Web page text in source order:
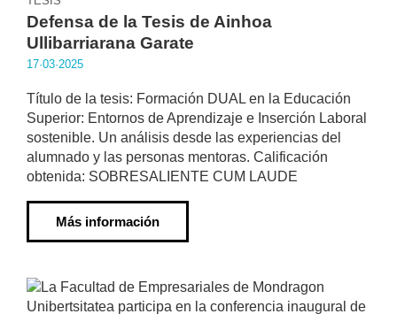
Defensa de la Tesis de Ainhoa
Ullibarriarana Garate
17·03·2025
Título de la tesis: Formación DUAL en la Educación
Superior: Entornos de Aprendizaje e Inserción Laboral
sostenible. Un análisis desde las experiencias del
alumnado y las personas mentoras. Calificación
obtenida: SOBRESALIENTE CUM LAUDE
Más información